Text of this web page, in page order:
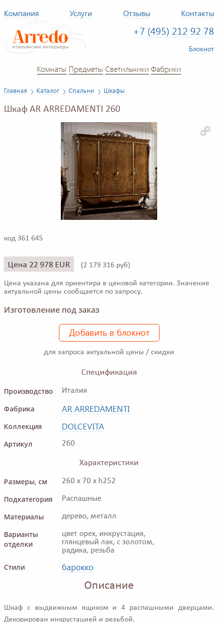
Компания Услуги Отзывы Контакты
+7 (495) 212 92 78
Блокнот
Комнаты Предметы Светильники Фабрики
Главная Каталог Спальни Шкафы
Шкаф AR ARREDAMENTI 260
код 361 645
Цена 22 978 EUR (2 179 316 руб)
Цена указана для ориентира в ценовой категории. Значение
актуальной цены сообщается по запросу.
Изготовление под заказ
Добавить в блокнот
для запроса актуальной цены / скидки
Спецификация
Производство
Италия
Фабрика AR ARREDAMENTI
Коллекция DOLCEVITA
Артикул 260
Характеристики
Размеры, см
260 x 70 x h252
Подкатегория Распашные
Материалы дерево, металл
Варианты
отделки
цвет орех, инкрустация,
глянцевый лак, с золотом,
радика, резьба
Стили барокко
Описание
Шкаф с выдвижным ящиком и 4 распашными дверцами.
Декорирован инкрустацией и резьбой.